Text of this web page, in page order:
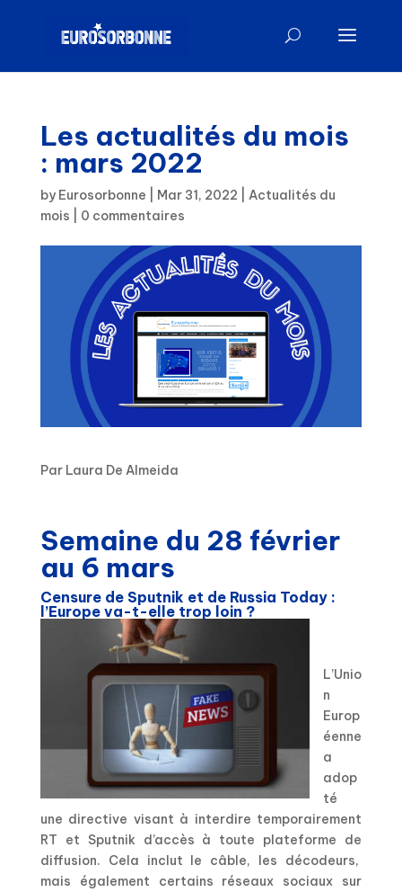
Les actualités du mois
: mars 2022
by Eurosorbonne Mar 31, 2022
Actualités du
mois
0 commentaires
Par Laura De Almeida
Semaine du 28 février
au 6 mars
Censure de Sputnik et de Russia Today :
l’Europe va-t-elle trop loin ?
L’Unio
n
Europ
éenne
a
adop
té
une directive visant à interdire temporairement
RT et Sputnik d’accès à toute plateforme de
diffusion. Cela inclut le câble, les décodeurs,
mais également certains réseaux sociaux sur